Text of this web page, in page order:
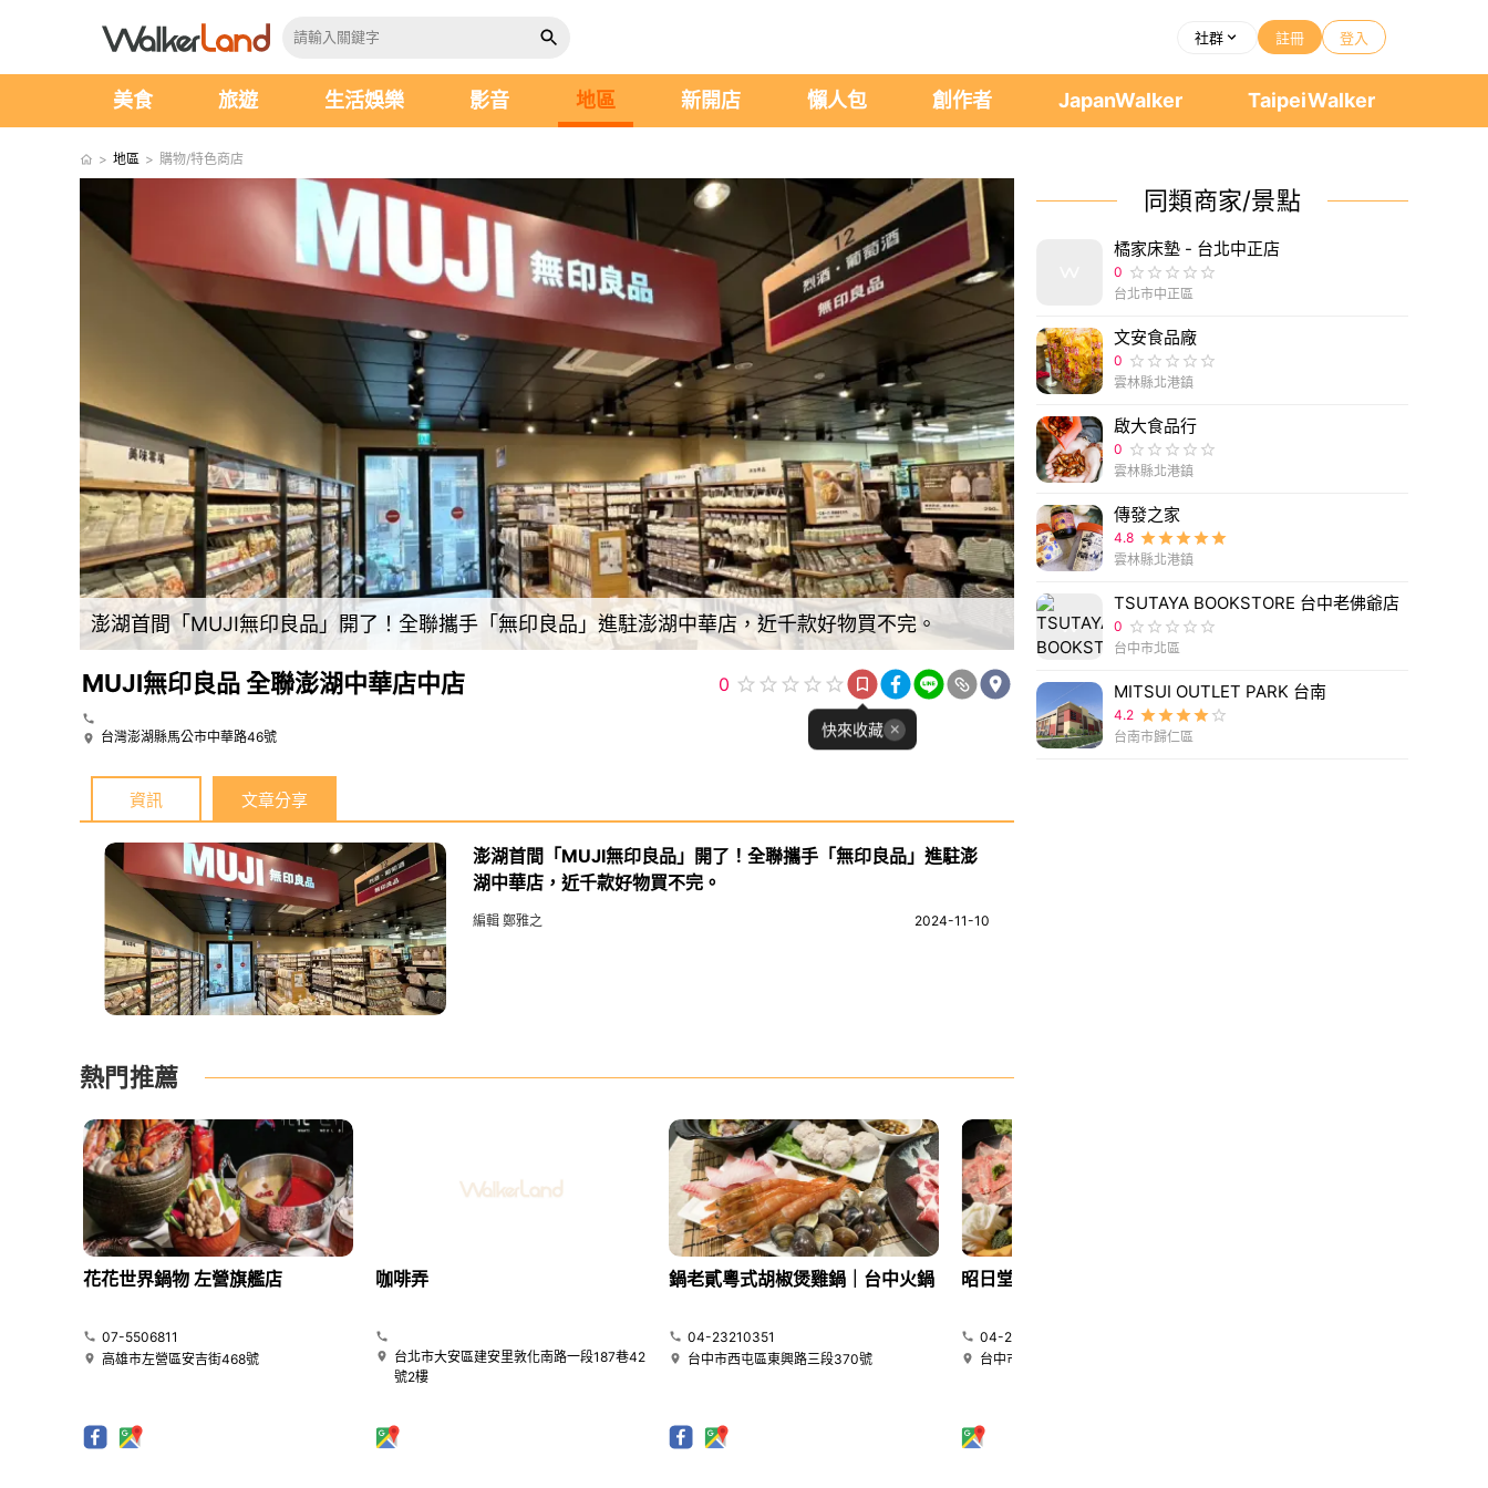
社群 註冊 登入
美食 旅遊 生活娛樂 影音 地區 新開店 懶人包 創作者 JapanWalker TaipeiWalker
> 地區 > 購物/特色商店
澎湖首間「MUJI無印良品」開了！全聯攜手「無印良品」進駐澎湖中華店，近千款好物買不完。 澎湖首間「MUJI無印良品」開了！全聯攜手「無
MUJI無印良品 全聯澎湖中華店中店
台灣澎湖縣馬公市中華路46號
0
快來收藏
資訊 文章分享
澎湖首間「MUJI無印良品」開了！全聯攜手「無印良品」進駐澎
湖中華店，近千款好物買不完。
編輯 鄭雅之 2024-11-10
熱門推薦
花花世界鍋物 左營旗艦店
07-5506811
高雄市左營區安吉街468號
咖啡弄
台北市大安區建安里敦化南路一段187巷42
號2樓
鍋老貳粵式胡椒煲雞鍋｜台中火鍋
04-23210351
台中市西屯區東興路三段370號
昭日堂鍋煮｜台中火鍋
04-22580269
台中市南屯區大墩十一街345號
同類商家/景點
橘家床墊 - 台北中正店
0
台北市中正區
文安食品廠
0
雲林縣北港鎮
啟大食品行
0
雲林縣北港鎮
傳發之家
4.8
雲林縣北港鎮
TSUTAYA BOOKSTORE 台中老佛爺店
0
台中市北區
MITSUI OUTLET PARK 台南
4.2
台南市歸仁區